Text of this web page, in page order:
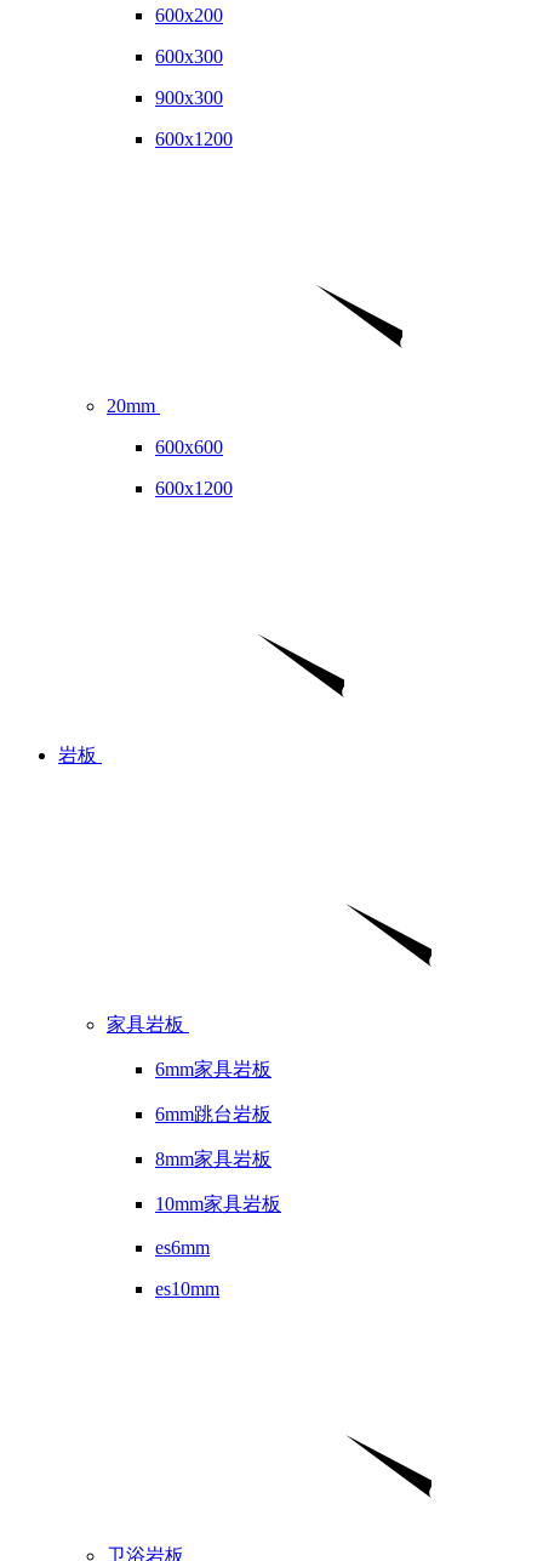
600x200
600x300
900x300
600x1200
20mm
600x600
600x1200
岩板
家具岩板
6mm家具岩板
6mm跳台岩板
8mm家具岩板
10mm家具岩板
es6mm
es10mm
卫浴岩板